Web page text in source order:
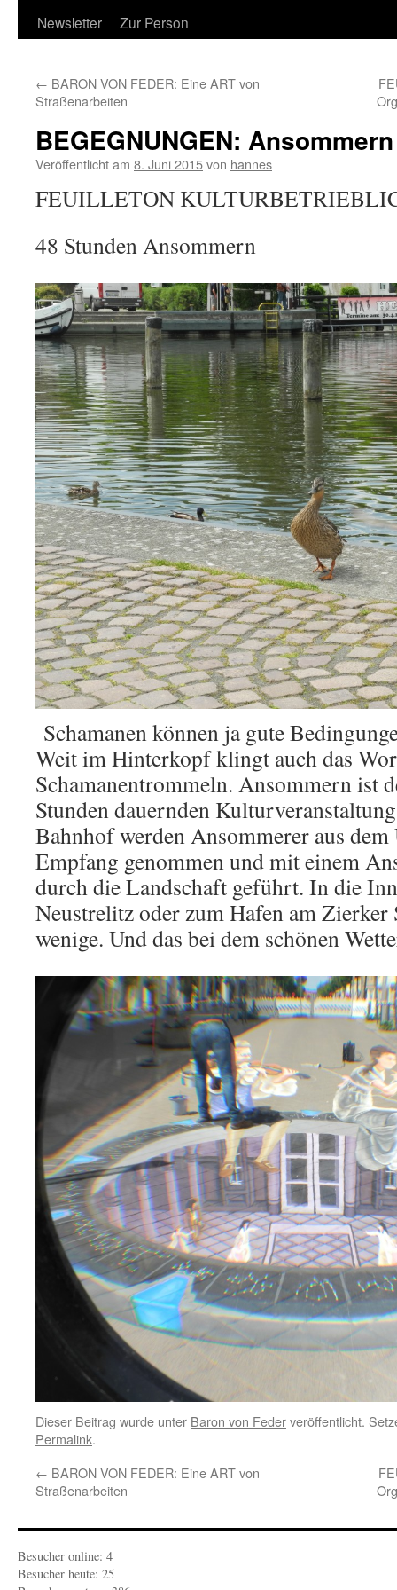
Newsletter
Zur Person
← BARON VON FEDER: Eine ART von
Straßenarbeiten
BEGEGNUNGEN: Ansommern
Veröffentlicht am 8. Juni 2015von hannes
FEUILLETON
48 Stunden Ansommern
Schamanen können ja gute
Weit im Hinterkopf klingt auch das
Schamanentrommeln. Ansommern ist
Stunden dauernden
Bahnhof werden Ansommerer aus
Empfang genommen und mit einem
durch die Landschaft geführt. In die
Neustrelitz oder zum Hafen am Zierker
wenige. Und das bei dem schönen
Dieser Beitrag wurde unter Baron von Federveröffentlicht.
Permalink.
← BARON VON FEDER: Eine ART von
Straßenarbeiten
Besucher online: 4
Besucher heute: 25